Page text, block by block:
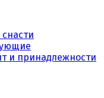
и принадлежности